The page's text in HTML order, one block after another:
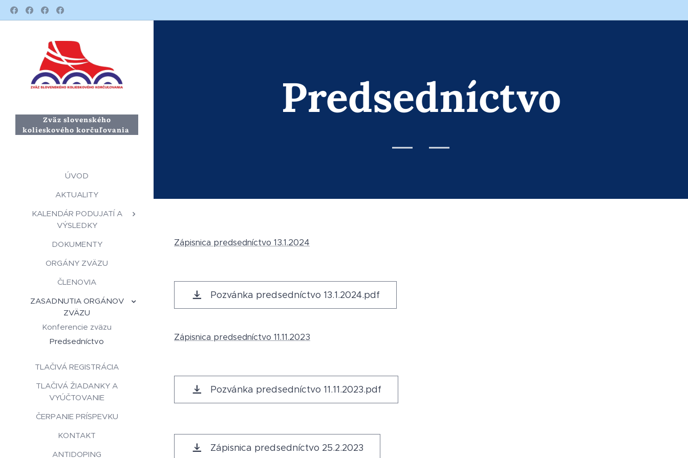
Zväz slovenského
kolieskového korčuľovania
ÚVOD
AKTUALITY
KALENDÁR PODUJATÍ A
VÝSLEDKY
DOKUMENTY
ORGÁNY ZVÄZU
ČLENOVIA
ZASADNUTIA ORGÁNOV
ZVÄZU
Konferencie zväzu
Predsedníctvo
TLAČIVÁ REGISTRÁCIA
TLAČIVÁ ŽIADANKY A
VYÚČTOVANIE
ČERPANIE PRÍSPEVKU
KONTAKT
ANTIDOPING
Predsedníctvo
Zápisnica predsedníctvo 13.1.2024
Pozvánka predsedníctvo 13.1.2024.pdf
Zápisnica predsedníctvo 11.11.2023
Pozvánka predsedníctvo 11.11.2023.pdf
Zápisnica predsedníctvo 25.2.2023